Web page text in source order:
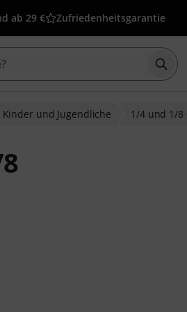
ab 29 € Zufriedenheitsgarantie
und Jugendliche 1/4 und 1/8